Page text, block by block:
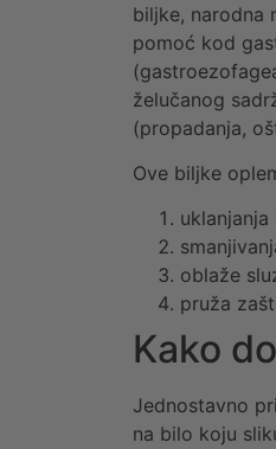
biljke, narodna
pomoć kod
želučanog
(propadanja,
Ove biljke
oblaže
pruža
Kako
Jednostavno
na bilo koju